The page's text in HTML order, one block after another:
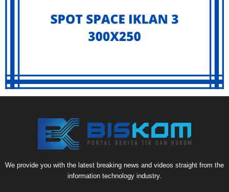
We provide you with the latest breaking news and videos straight from the
information technology industry.